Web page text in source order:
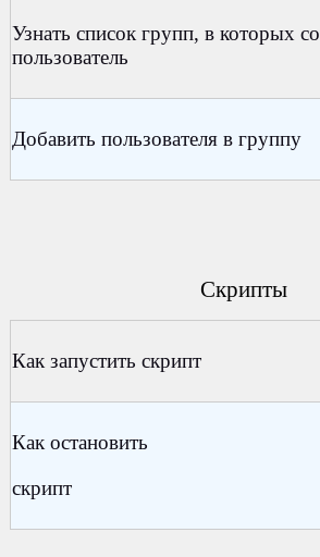
Узнать список групп, в которых
пользователь
Добавить пользователя в группу
Скрипты
Как запустить скрипт
Как остановить
скрипт